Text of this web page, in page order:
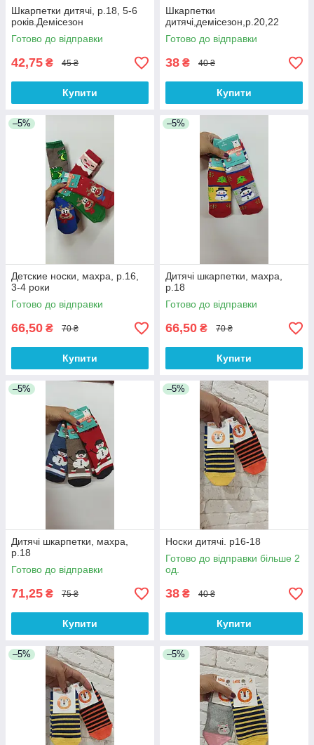
Шкарпетки дитячі, р.18, 5-6
років.Демісезон
Готово до відправки
42,75 ₴ 45 ₴
Купити
Шкарпетки
дитячі,демісезон,р.20,22
Готово до відправки
38 ₴ 40 ₴
Купити
–5%
Детские носки, махра, р.16,
3-4 роки
Готово до відправки
66,50 ₴ 70 ₴
Купити
–5%
Дитячі шкарпетки, махра,
р.18
Готово до відправки
66,50 ₴ 70 ₴
Купити
–5%
Дитячі шкарпетки, махра,
р.18
Готово до відправки
71,25 ₴ 75 ₴
Купити
–5%
Носки дитячі. р16-18
Готово до відправки більше 2
од.
38 ₴ 40 ₴
Купити
–5% –5%